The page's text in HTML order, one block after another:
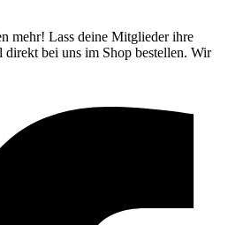
mehr! Lass deine Mitglieder ihre
bei uns im Shop bestellen. Wir